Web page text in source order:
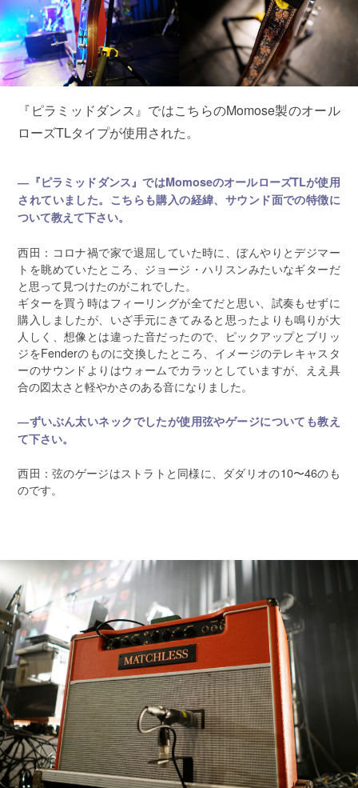
『ピラミッドダンス』ではこちらのMomose製のオール
ローズTLタイプが使用された。
―『ピラミッドダンス』ではMomoseのオールローズTLが使用
されていました。こちらも購入の経緯、サウンド面での特徴に
ついて教えて下さい。
西田：コロナ禍で家で退屈していた時に、ぼんやりとデジマー
トを眺めていたところ、ジョージ・ハリスンみたいなギターだ
と思って見つけたのがこれでした。
ギターを買う時はフィーリングが全てだと思い、試奏もせずに
購入しましたが、いざ手元にきてみると思ったよりも鳴りが大
人しく、想像とは違った音だったので、ピックアップとブリッ
ジをFenderのものに交換したところ、イメージのテレキャスタ
ーのサウンドよりはウォームでカラッとしていますが、ええ具
合の図太さと軽やかさのある音になりました。
―ずいぶん太いネックでしたが使用弦やゲージについても教え
て下さい。
西田：弦のゲージはストラトと同様に、ダダリオの10〜46のも
のです。